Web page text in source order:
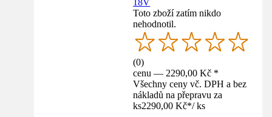
18V
Toto zboží zatím nikdo
nehodnotil.
(0)
cenu — 2290,00 Kč *
Všechny ceny vč. DPH a bez
nákladů na přepravu za
ks2290,00 Kč*/ ks